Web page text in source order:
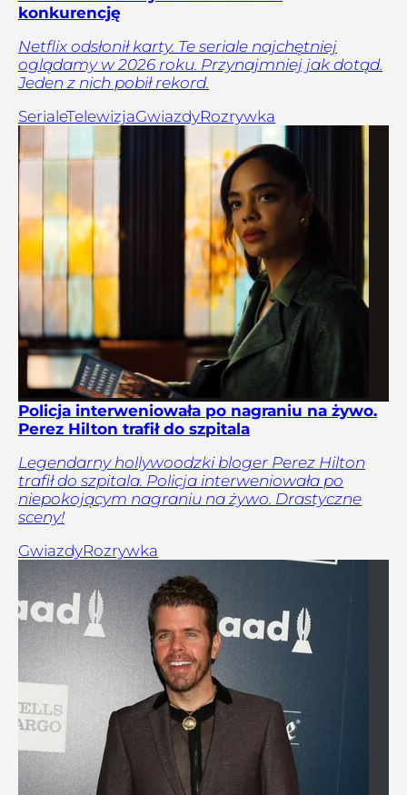
konkurencję
Netflix odsłonił karty. Te seriale najchętniej
oglądamy w 2026 roku. Przynajmniej jak dotąd.
Jeden z nich pobił rekord.
SerialeTelewizjaGwiazdyRozrywka
Policja interweniowała po nagraniu na żywo.
Perez Hilton trafił do szpitala
Legendarny hollywoodzki bloger Perez Hilton
trafił do szpitala. Policja interweniowała po
niepokojącym nagraniu na żywo. Drastyczne
sceny!
GwiazdyRozrywka